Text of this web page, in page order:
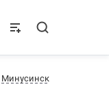
Минусинск